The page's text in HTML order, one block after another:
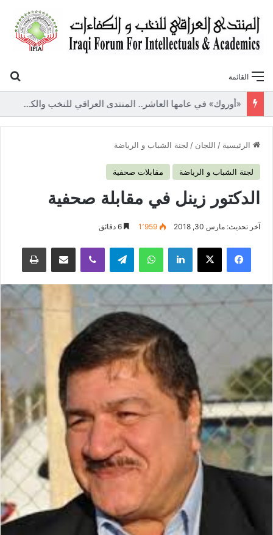
القائمة
«أوروك» في عامها العاشر.. المنتدى العراقي للنخب والكفاءات يصدر عددًا جديدًا ببحوث علمية تعالج قضايا الاقتصاد والطاقة
الرئيسية / اللجان / لجنة الشباب و الرياضة
لجنة الشباب و الرياضة مقابلات صحفية
الدكتور زينل في مقابلة صحفية
آخر تحديث: مارس 30, 2018 1٬959
فيسبوك لينكدإن واتساب